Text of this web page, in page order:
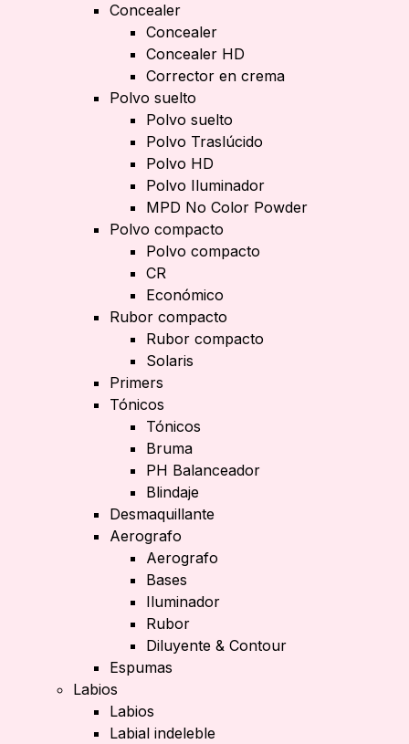
Concealer
Concealer
Concealer HD
Corrector en crema
Polvo suelto
Polvo suelto
Polvo Traslúcido
Polvo HD
Polvo Iluminador
MPD No Color Powder
Polvo compacto
Polvo compacto
CR
Económico
Rubor compacto
Rubor compacto
Solaris
Primers
Tónicos
Tónicos
Bruma
PH Balanceador
Blindaje
Desmaquillante
Aerografo
Aerografo
Bases
Iluminador
Rubor
Diluyente & Contour
Espumas
Labios
Labios
Labial indeleble